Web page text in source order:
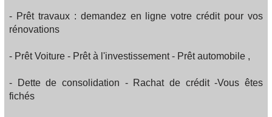
- Prêt travaux : demandez en ligne votre crédit pour vos
rénovations
- Prêt Voiture - Prêt à l'investissement - Prêt automobile ,
- Dette de consolidation - Rachat de crédit -Vous êtes
fichés